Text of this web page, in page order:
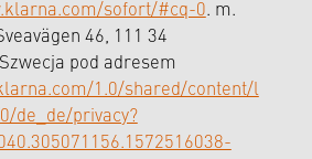
sofort/#cq-0. m.
46, 111 34
pod adresem
1.0/shared/content/l
de_de/privacy?